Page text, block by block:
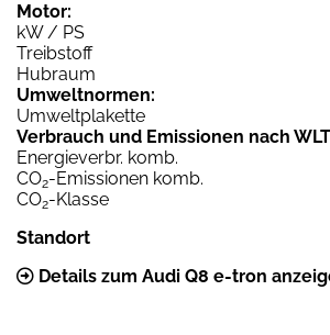
Motor:
kW / PS
Treibstoff
Hubraum
Umweltnormen:
Umweltplakette
Verbrauch und Emissionen nach
Energieverbr. komb.
CO2-Emissionen komb.
CO2-Klasse
Standort
Details zum Audi Q8 e-tron